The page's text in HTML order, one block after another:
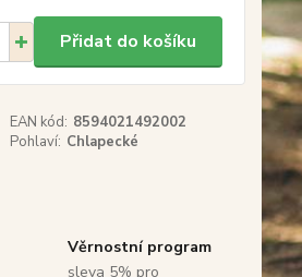
Přidat do košíku
EAN kód: 8594021492002
Pohlaví: Chlapecké
Věrnostní program
sleva 5% pro